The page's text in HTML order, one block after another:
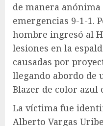
de manera
emergencias 9-1-1.
hombre ingresó al
lesiones en la
causadas por
llegando abordo de
Blazer de color azul
La víctima fue
Alberto Vargas